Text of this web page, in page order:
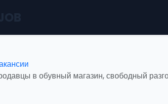
в обувный магазин, свободный